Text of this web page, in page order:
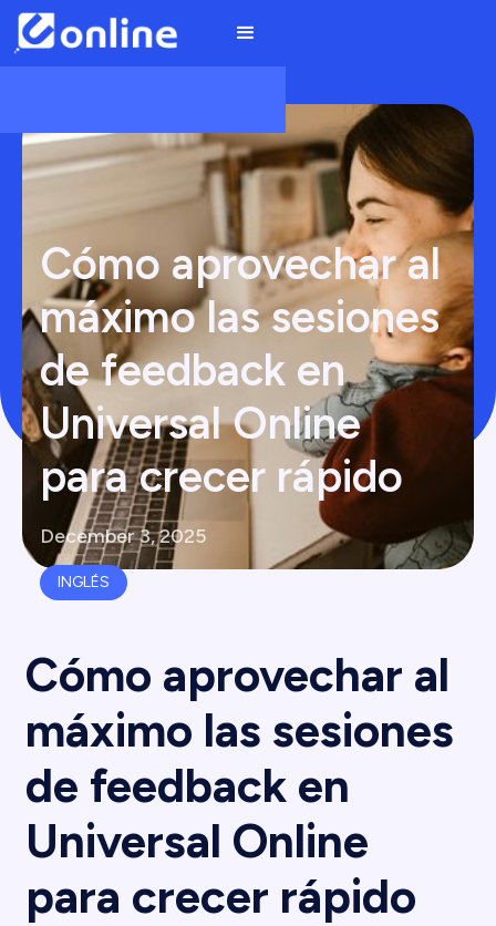
Cómo aprovechar al
máximo las sesiones
de feedback en
Universal Online
para crecer rápido
December 3, 2025
INGLÉS
Cómo aprovechar al
máximo las sesiones
de feedback en
Universal Online
para crecer rápido